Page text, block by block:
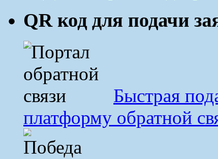
QR код для подачи
Быстрая
платформу обратной